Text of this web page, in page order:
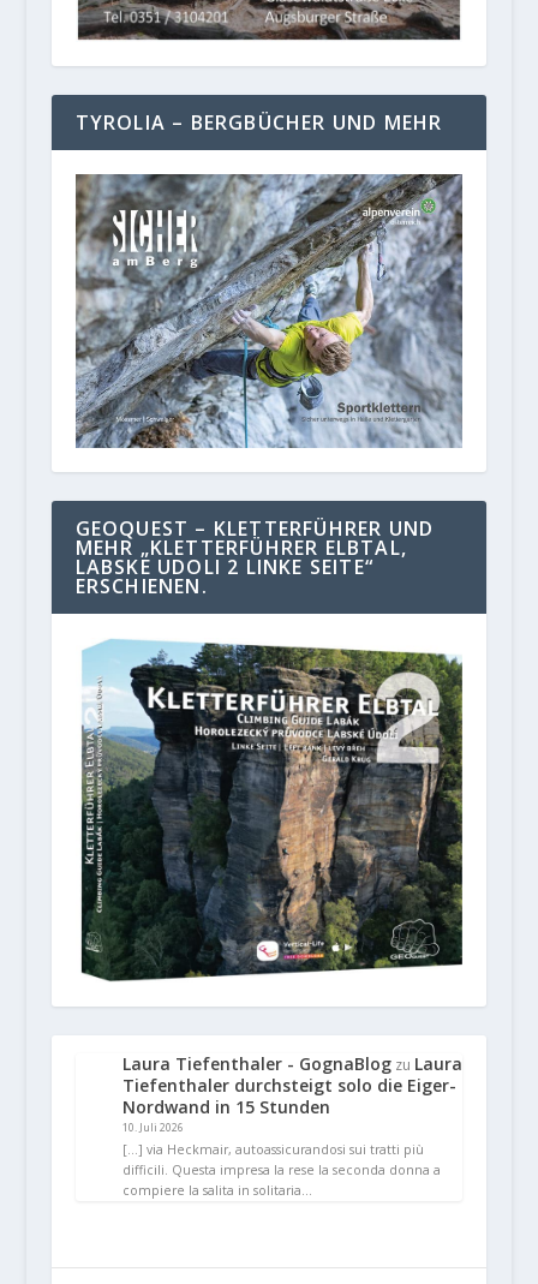
TYROLIA – BERGBÜCHER UND MEHR
GEOQUEST – KLETTERFÜHRER UND
MEHR „KLETTERFÜHRER ELBTAL,
LABSKE UDOLI 2 LINKE SEITE“
ERSCHIENEN.
Laura Tiefenthaler - GognaBlogzu Laura
Tiefenthaler durchsteigt solo die Eiger-
Nordwand in 15 Stunden
10. Juli 2026
[…] via Heckmair, autoassicurandosi sui tratti più
difficili. Questa impresa la rese la seconda donna a
compiere la salita in solitaria…